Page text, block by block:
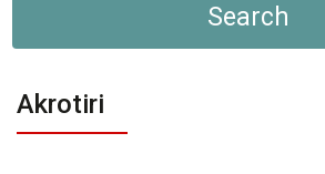
Search
Akrotiri